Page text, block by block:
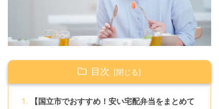
目次
【国立市でおすすめ！安い宅配弁当をまとめて